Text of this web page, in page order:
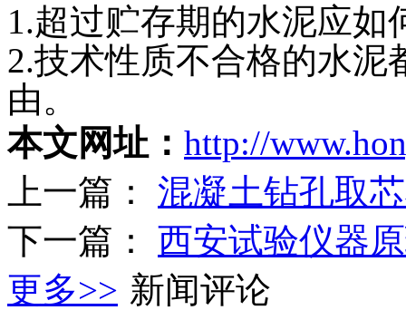
1.超过贮存期的水泥应如
2.技术性质不合格的水
由。
本文网址： http://
上一篇： 混凝土钻孔取
下一篇： 西安试验仪器
更多>> 新闻评论